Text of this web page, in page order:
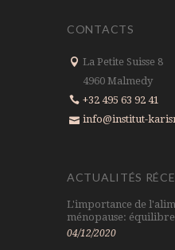
CONTACTS
La Petite Suisse 8
4960 Malmedy
+32 495 63 92 41
info@institut-
ACTUALITÉS
L'importance de
ménopause:
04/12/2020